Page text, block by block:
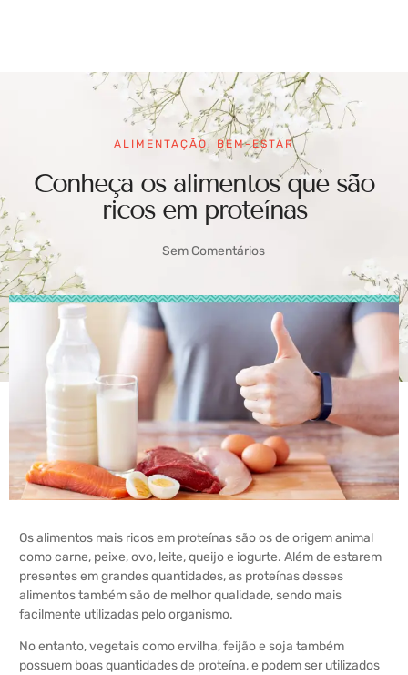
ALIMENTAÇÃO , BEM-ESTAR
Conheça os alimentos que são
ricos em proteínas
Sem Comentários
Os alimentos mais ricos em proteínas são os de origem animal
como carne, peixe, ovo, leite, queijo e iogurte. Além de estarem
presentes em grandes quantidades, as proteínas desses
alimentos também são de melhor qualidade, sendo mais
facilmente utilizadas pelo organismo.
No entanto, vegetais como ervilha, feijão e soja também
possuem boas quantidades de proteína, e podem ser utilizados